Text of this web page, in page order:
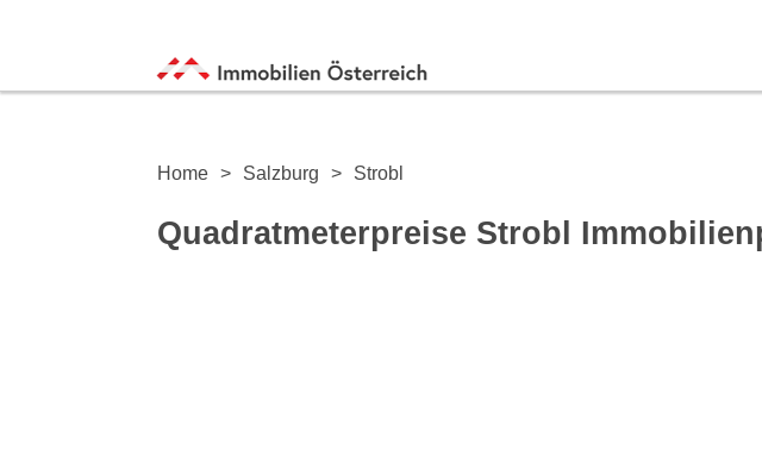
Home Salzburg Strobl
Quadratmeterpreise Strobl